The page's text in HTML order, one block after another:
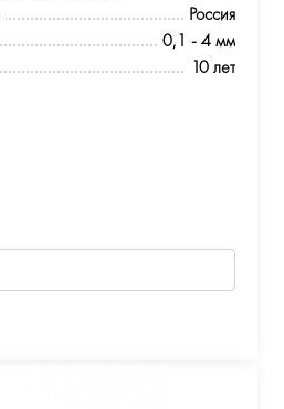
Россия
0,1 - 4 мм
10 лет